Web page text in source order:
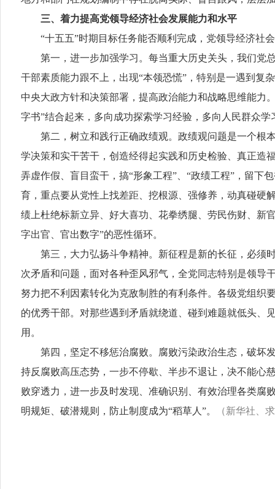
三、着力提高党领导经济社会发展能力和水平
“十五五”时期目标任务能否顺利完成，党领导经济社
第一，进一步加强学习。每当重大历史关头，我们党总
干部素质能力跟不上，出现“本领恐慌”，特别是一遇到复
中央大政方针和决策部署，提高政治能力和战略思维能力
字书”结合起来，多向成功探索学习经验，多向人民群众
第二，树立和践行正确政绩观。政绩观问题是一个根本
学决策和实干苦干，创造经得起实践和历史检验、真正造
弄虚作假、盲目蛮干，搞“形象工程”、“政绩工程”，留下
育，重点要从党性上找差距、挖根源、强修养，动真碰硬
绩上杜绝标新立异、好大喜功、花拳绣腿、劳民伤财、新
字出官、官出数字”的恶性循环。
第三，大力弘扬斗争精神。新征程是新的长征，必须时
次矛盾和问题，面对各种歪风邪气，全党同志特别是领导
努力把不利因素转化为克敌制胜的有利条件。各级党组织
的优秀干部。对那些遇到矛盾就绕道、碰到难题就低头、
用。
第四，坚定不移惩治腐败。腐败污染政治生态，破坏发
持反腐败高压态势，一步不停歇、半步不退让，决不能心
败穿透力，进一步及时发现、准确识别、有效治理各类腐
明规矩、破潜规则，防止制度成为“稻草人”。
（新华社、